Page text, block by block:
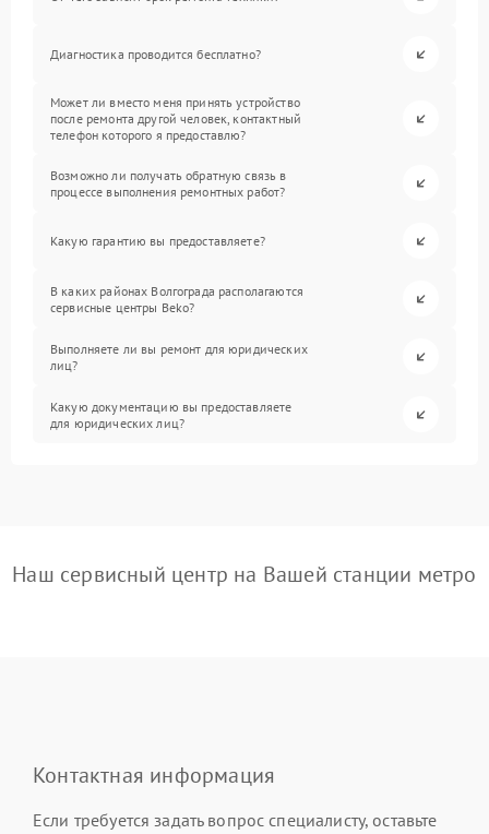
Диагностика проводится бесплатно?
Может ли вместо меня принять устройство
после ремонта другой человек, контактный
телефон которого я предоставлю?
Возможно ли получать обратную связь в
процессе выполнения ремонтных работ?
Какую гарантию вы предоставляете?
В каких районах Волгограда располагаются
сервисные центры Beko?
Выполняете ли вы ремонт для юридических
лиц?
Какую документацию вы предоставляете
для юридических лиц?
Наш сервисный центр на Вашей станции метро
Контактная информация
Если требуется задать вопрос специалисту, оставьте